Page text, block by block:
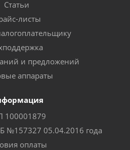
Статьи
листы
и предложений
аппараты
100001879
№157327 05.04.2016 года
оплаты